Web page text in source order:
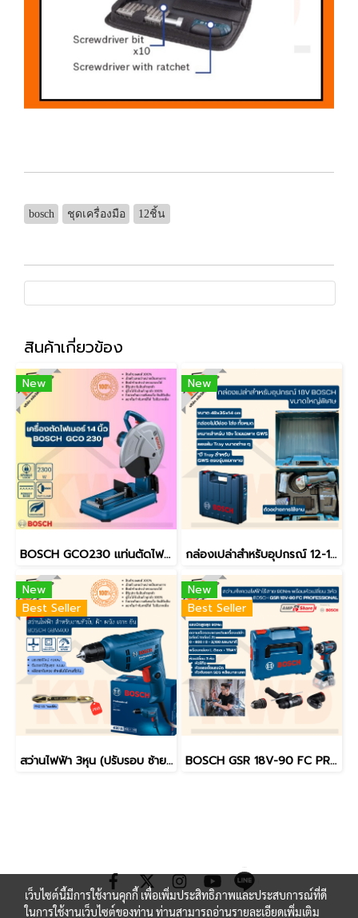
bosch ชุดเครื่องมือ 12ชิ้น
สินค้าเกี่ยวข้อง
New
BOSCH GCO230 แท่นตัดไฟเบอร์/ไฟเบอร์ตัดเหล็ก 14นิ้ว (เฉพาะเครื่อง) (ของแท้ประกันศูนย์/พร้อมส่ง)
New
กล่องเปล่าสำหรับอุปกรณ์ 12-18V BOSCH ขนาดเล็ก ขนาดใหญ่ ขนาดใหญ่พิเศษ / 45x35x12cm หรือ 48x35x14cm (ของแท้)
New
Best Seller
สว่านไฟฟ้า 3หุน (ปรับรอบ ซ้าย-ขวา) 2,800 รอบ 400 วัตต์ BOSCH GBM400 รุ่นใหม่ล่าสุด
New
Best Seller
BOSCH GSR 18V-90 FC PROFESSIONAL สว่าน/ไขควงไฟฟ้าไร้สาย 90Nm พร้อมหัวเปลี่ยน 3หัว (ของแท้/ประกันศูนย์/พร้อมส่ง)
เว็บไซต์นี้มีการใช้งานคุกกี้ เพื่อเพิ่มประสิทธิภาพและประสบการณ์ที่ดี
ในการใช้งานเว็บไซต์ของท่าน ท่านสามารถอ่านรายละเอียดเพิ่มเติม